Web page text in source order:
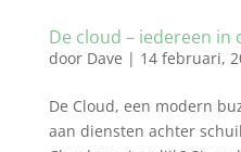
De cloud – iedereen in
door Dave | 14 februari,
De Cloud, een modern
aan diensten achter